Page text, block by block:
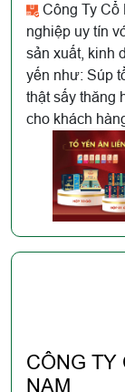
Công Ty Cổ
nghiệp uy tín
sản xuất, kinh
yến như: Súp
thật sấy thăng
cho khách
CÔNG TY
NAM